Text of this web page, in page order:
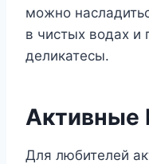
можно
в чистых водах и
деликатесы.
Активные
Для любителей